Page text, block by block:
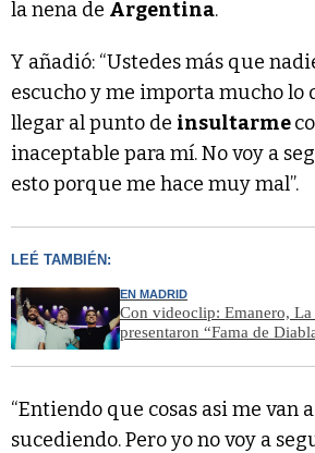
la nena de Argentina.
Y añadió: “Ustedes más que
escucho y me importa mucho lo
llegar al punto de insultarme
inaceptable para mí. No voy a
esto porque me hace muy mal”.
LEÉ TAMBIÉN:
EN MADRID
Con videoclip: Emanero,
presentaron “Fama de
“Entiendo que cosas asi me van
sucediendo. Pero yo no voy a